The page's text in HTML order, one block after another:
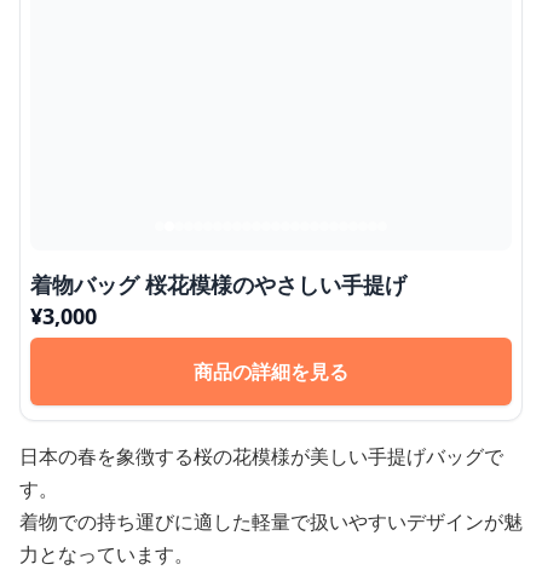
着物バッグ 桜花模様のやさしい手提げ
¥3,000
商品の詳細を見る
日本の春を象徴する桜の花模様が美しい手提げバッグで
す。
着物での持ち運びに適した軽量で扱いやすいデザインが魅
力となっています。